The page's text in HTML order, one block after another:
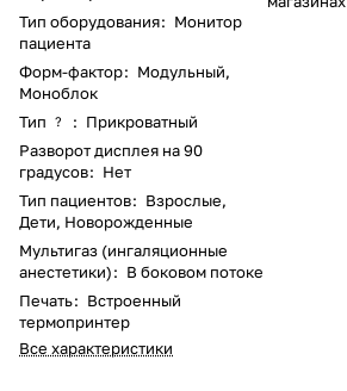
Тип оборудования: Монитор
пациента
Форм-фактор: Модульный,
Моноблок
Тип
? : Прикроватный
Разворот дисплея на 90
градусов: Нет
Тип пациентов: Взрослые,
Дети, Новорожденные
Мультигаз (ингаляционные
анестетики): В боковом потоке
Печать: Встроенный
термопринтер
Все характеристики